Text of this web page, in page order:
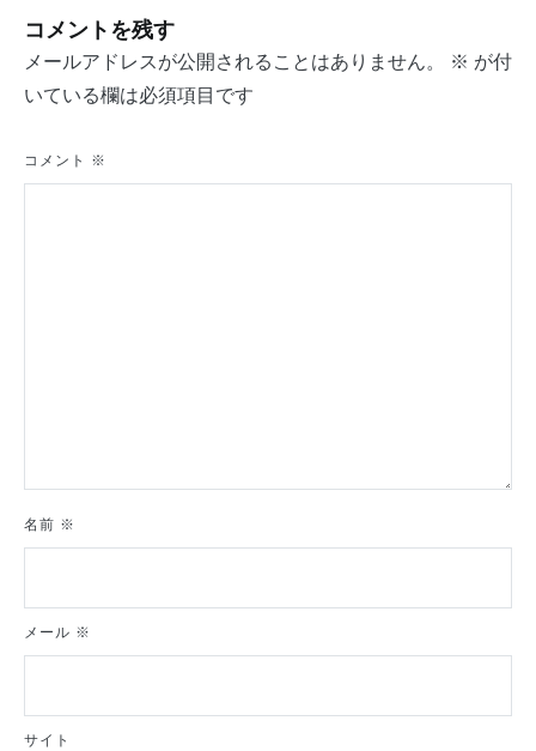
ビ
ゲ
ー
シ
ョ
コメントを残す
メールアドレスが公開されることはありません。 ※ が付
いている欄は必須項目です
コメント ※
名前 ※
メール ※
サイト